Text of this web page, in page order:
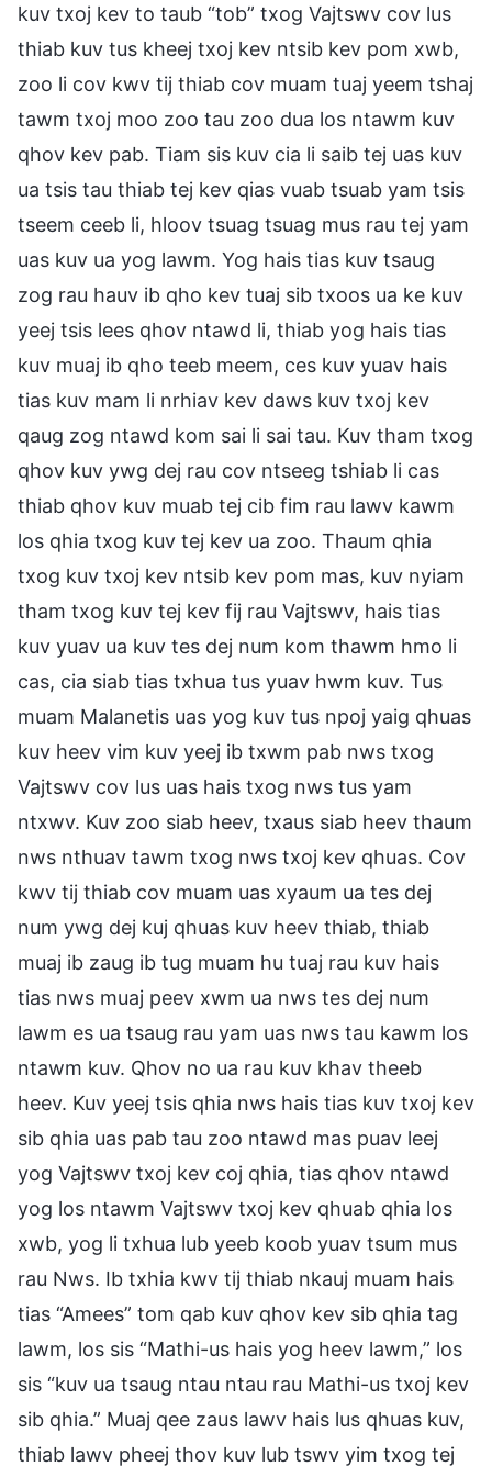
kuv txoj kev to taub “tob” txog Vajtswv cov lus
thiab kuv tus kheej txoj kev ntsib kev pom xwb,
zoo li cov kwv tij thiab cov muam tuaj yeem tshaj
tawm txoj moo zoo tau zoo dua los ntawm kuv
qhov kev pab. Tiam sis kuv cia li saib tej uas kuv
ua tsis tau thiab tej kev qias vuab tsuab yam tsis
tseem ceeb li, hloov tsuag tsuag mus rau tej yam
uas kuv ua yog lawm. Yog hais tias kuv tsaug
zog rau hauv ib qho kev tuaj sib txoos ua ke kuv
yeej tsis lees qhov ntawd li, thiab yog hais tias
kuv muaj ib qho teeb meem, ces kuv yuav hais
tias kuv mam li nrhiav kev daws kuv txoj kev
qaug zog ntawd kom sai li sai tau. Kuv tham txog
qhov kuv ywg dej rau cov ntseeg tshiab li cas
thiab qhov kuv muab tej cib fim rau lawv kawm
los qhia txog kuv tej kev ua zoo. Thaum qhia
txog kuv txoj kev ntsib kev pom mas, kuv nyiam
tham txog kuv tej kev fij rau Vajtswv, hais tias
kuv yuav ua kuv tes dej num kom thawm hmo li
cas, cia siab tias txhua tus yuav hwm kuv. Tus
muam Malanetis uas yog kuv tus npoj yaig qhuas
kuv heev vim kuv yeej ib txwm pab nws txog
Vajtswv cov lus uas hais txog nws tus yam
ntxwv. Kuv zoo siab heev, txaus siab heev thaum
nws nthuav tawm txog nws txoj kev qhuas. Cov
kwv tij thiab cov muam uas xyaum ua tes dej
num ywg dej kuj qhuas kuv heev thiab, thiab
muaj ib zaug ib tug muam hu tuaj rau kuv hais
tias nws muaj peev xwm ua nws tes dej num
lawm es ua tsaug rau yam uas nws tau kawm los
ntawm kuv. Qhov no ua rau kuv khav theeb
heev. Kuv yeej tsis qhia nws hais tias kuv txoj kev
sib qhia uas pab tau zoo ntawd mas puav leej
yog Vajtswv txoj kev coj qhia, tias qhov ntawd
yog los ntawm Vajtswv txoj kev qhuab qhia los
xwb, yog li txhua lub yeeb koob yuav tsum mus
rau Nws. Ib txhia kwv tij thiab nkauj muam hais
tias “Amees” tom qab kuv qhov kev sib qhia tag
lawm, los sis “Mathi-us hais yog heev lawm,” los
sis “kuv ua tsaug ntau ntau rau Mathi-us txoj kev
sib qhia.” Muaj qee zaus lawv hais lus qhuas kuv,
thiab lawv pheej thov kuv lub tswv yim txog tej